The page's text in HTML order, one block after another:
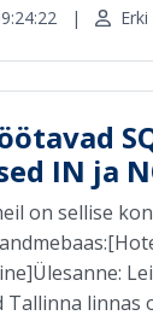
|
IN ja
on sellise
Tallinna linnas